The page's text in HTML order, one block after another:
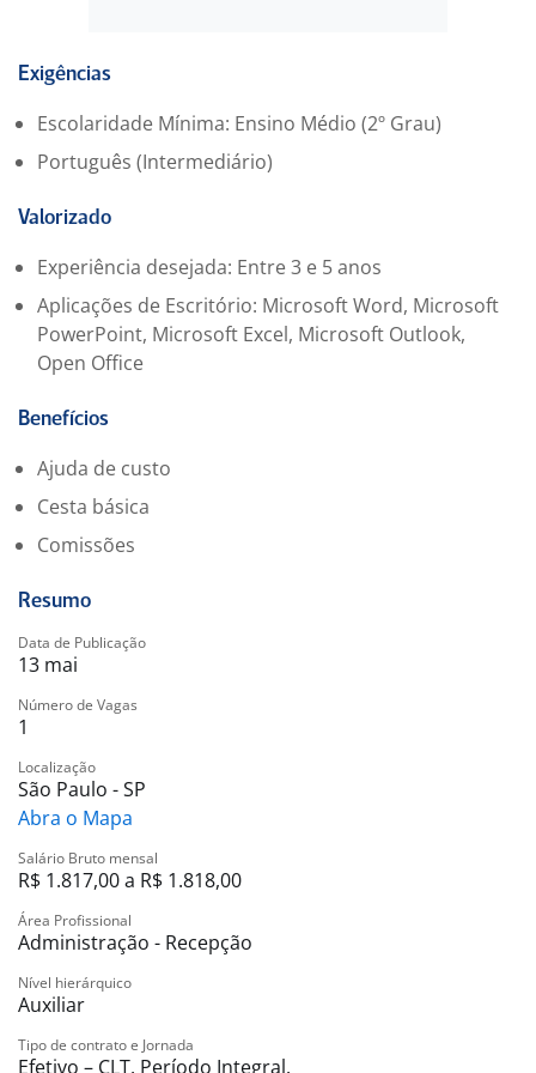
Proatividade;
atendimentos.
Ensino médio completo;
diferencial;
Conhecimento em clínicas, hospitais ou laboratórios;
Pacote Office básico;
Disponibilidade de horário.
Exigências
Escolaridade Mínima: Ensino Médio (2º Grau)
Português (Intermediário)
Valorizado
Experiência desejada: Entre 3 e 5 anos
Aplicações de Escritório: Microsoft Word, Microsoft
PowerPoint, Microsoft Excel, Microsoft Outlook,
Open Office
Benefícios
Ajuda de custo
Cesta básica
Comissões
Resumo
Data de Publicação
13 mai
Número de Vagas
1
Localização
São Paulo - SP
Abra o Mapa
Salário Bruto mensal
R$ 1.817,00 a R$ 1.818,00
Área Profissional
Administração - Recepção
Nível hierárquico
Auxiliar
Tipo de contrato e Jornada
Efetivo – CLT. Período Integral.